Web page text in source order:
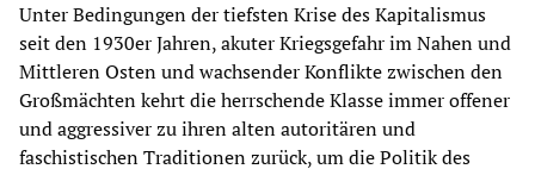
Unter Bedingungen der tiefsten Krise des Kapitalismus
seit den 1930er Jahren, akuter Kriegsgefahr im Nahen und
Mittleren Osten und wachsender Konflikte zwischen den
Großmächten kehrt die herrschende Klasse immer offener
und aggressiver zu ihren alten autoritären und
faschistischen Traditionen zurück, um die Politik des